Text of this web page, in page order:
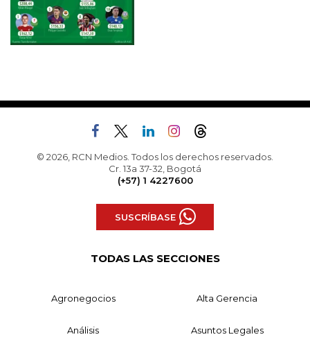
© 2026, RCN Medios. Todos los derechos reservados.
Cr. 13a 37-32, Bogotá
(+57) 1 4227600
SUSCRÍBASE
TODAS LAS SECCIONES
Agronegocios Alta Gerencia
Análisis Asuntos Legales